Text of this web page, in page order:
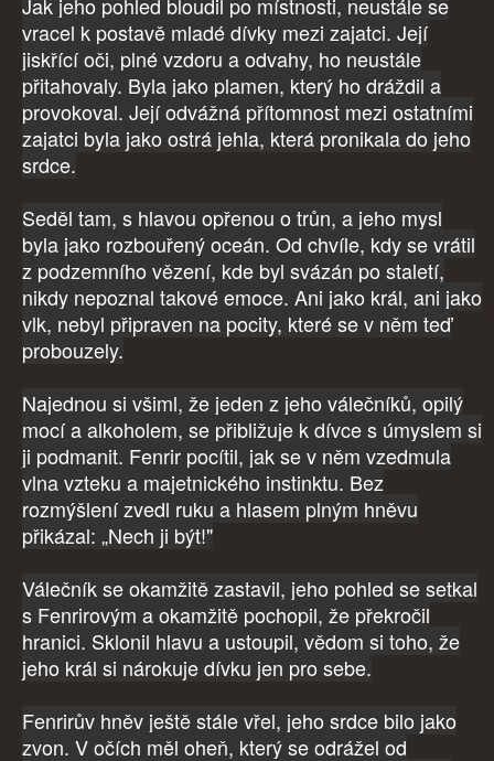
Jak jeho pohled bloudil po místnosti, neustále se
vracel k postavě mladé dívky mezi zajatci. Její
jiskřící oči, plné vzdoru a odvahy, ho neustále
přitahovaly. Byla jako plamen, který ho dráždil a
provokoval. Její odvážná přítomnost mezi ostatními
zajatci byla jako ostrá jehla, která pronikala do jeho
srdce.
Seděl tam, s hlavou opřenou o trůn, a jeho mysl
byla jako rozbouřený oceán. Od chvíle, kdy se vrátil
z podzemního vězení, kde byl svázán po staletí,
nikdy nepoznal takové emoce. Ani jako král, ani jako
vlk, nebyl připraven na pocity, které se v něm teď
probouzely.
Najednou si všiml, že jeden z jeho válečníků, opilý
mocí a alkoholem, se přibližuje k dívce s úmyslem si
ji podmanit. Fenrir pocítil, jak se v něm vzedmula
vlna vzteku a majetnického instinktu. Bez
rozmýšlení zvedl ruku a hlasem plným hněvu
přikázal: „Nech ji být!"
Válečník se okamžitě zastavil, jeho pohled se setkal
s Fenrirovým a okamžitě pochopil, že překročil
hranici. Sklonil hlavu a ustoupil, vědom si toho, že
jeho král si nárokuje dívku jen pro sebe.
Fenrirův hněv ještě stále vřel, jeho srdce bilo jako
zvon. V očích měl oheň, který se odrážel od